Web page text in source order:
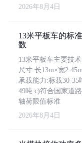
2026年8月4日
13米平板车的标
数
13米平板车主要技
尺寸:长13m×宽
承载能力:标载30-35
49吨 c)符合国家道
轴荷限值标准
2026年8月4日